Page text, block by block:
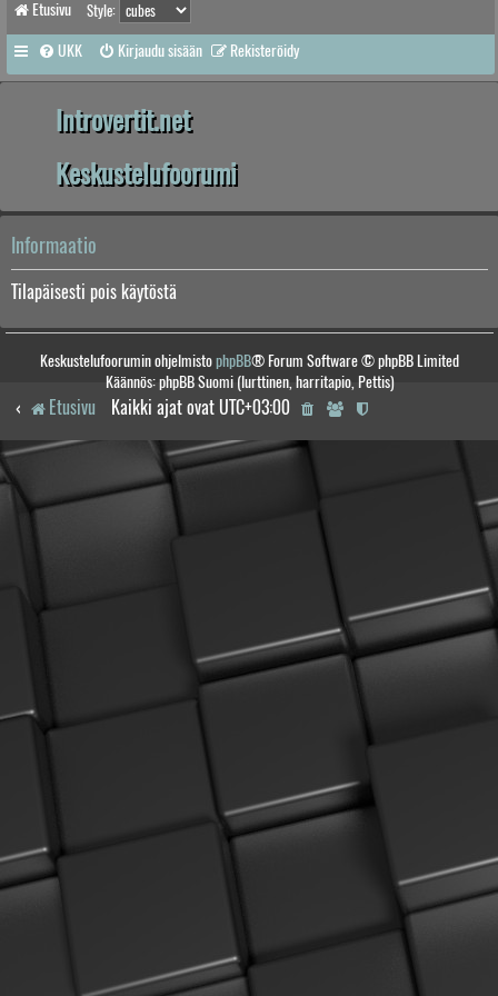
Etusivu Style:
UKK Kirjaudu sisään Rekisteröidy
Introvertit.net
Keskustelufoorumi
Informaatio
Tilapäisesti pois käytöstä
Keskustelufoorumin ohjelmistophpBB® Forum Software © phpBB Limited
Käännös: phpBB Suomi (lurttinen, harritapio, Pettis)
Etusivu Kaikki ajat ovat UTC+03:00